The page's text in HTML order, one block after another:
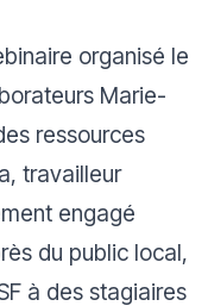
organisé le
Marie-
ressources
travailleur
engagé
du public local,
à des stagiaires